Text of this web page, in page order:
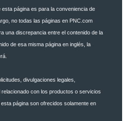
página es para la conveniencia de
no todas las páginas en PNC.com
una discrepancia entre el contenido de la
de esa misma página en inglés, la
divulgaciones legales,
con los productos o servicios
página son ofrecidos solamente en